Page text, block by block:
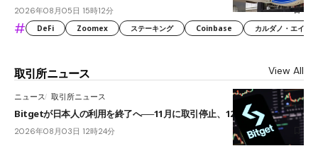
2026年08月05日 15時12分
# DeFi Zoomex ステーキング Coinbase カルダノ・エイ
取引所ニュース View All
ニュース 取引所ニュース
Bitgetが日本人の利用を終了へ──11月に取引停止、12月末に強制決済
2026年08月03日 12時24分